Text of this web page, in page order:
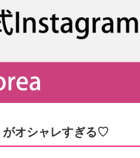
がオシャレすぎる♡